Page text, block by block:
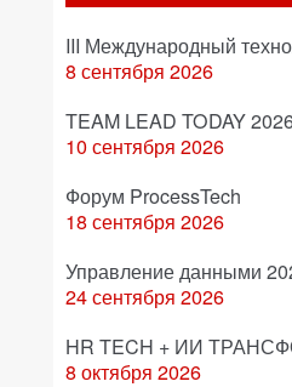
III Международный
8 сентября 2026
TEAM LEAD TODAY
10 сентября 2026
Форум ProcessTech
18 сентября 2026
Управление данными
24 сентября 2026
HR TECH + ИИ
8 октября 2026